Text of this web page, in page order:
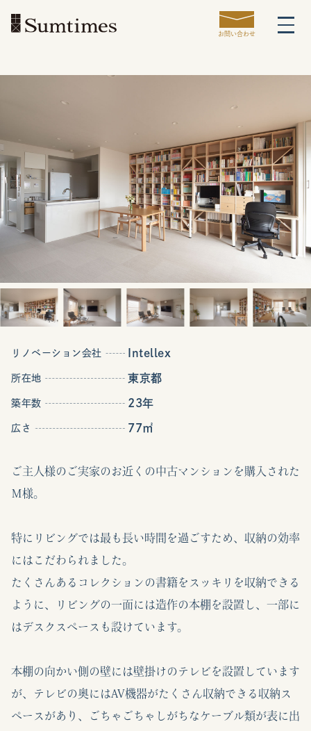
お問い合わせ
リノベーション会社 Intellex
所在地 東京都
築年数 23年
広さ 77㎡
ご主人様のご実家のお近くの中古マンションを購入された
Ｍ様。
特にリビングでは最も長い時間を過ごすため、収納の効率
にはこだわられました。
たくさんあるコレクションの書籍をスッキリを収納できる
ように、リビングの一面には造作の本棚を設置し、一部に
はデスクスペースも設けています。
本棚の向かい側の壁には壁掛けのテレビを設置しています
が、テレビの奥にはAV機器がたくさん収納できる収納ス
ペースがあり、ごちゃごちゃしがちなケーブル類が表に出